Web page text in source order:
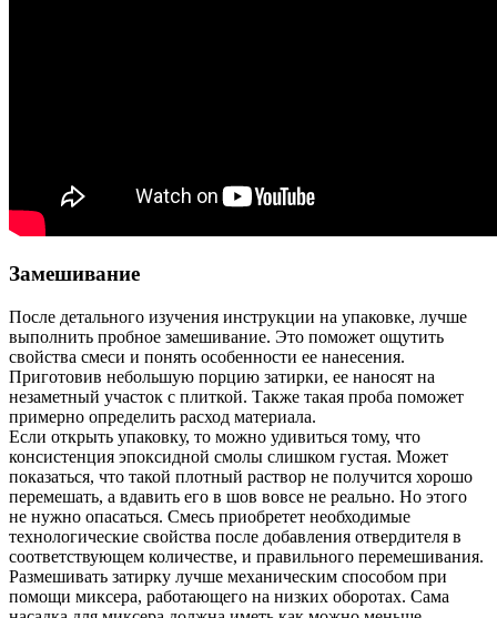
Замешивание
После детального изучения инструкции на упаковке, лучше
выполнить пробное замешивание. Это поможет ощутить
свойства смеси и понять особенности ее нанесения.
Приготовив небольшую порцию затирки, ее наносят на
незаметный участок с плиткой. Также такая проба поможет
примерно определить расход материала.
Если открыть упаковку, то можно удивиться тому, что
консистенция эпоксидной смолы слишком густая. Может
показаться, что такой плотный раствор не получится хорошо
перемешать, а вдавить его в шов вовсе не реально. Но этого
не нужно опасаться. Смесь приобретет необходимые
технологические свойства после добавления отвердителя в
соответствующем количестве, и правильного перемешивания.
Размешивать затирку лучше механическим способом при
помощи миксера, работающего на низких оборотах. Сама